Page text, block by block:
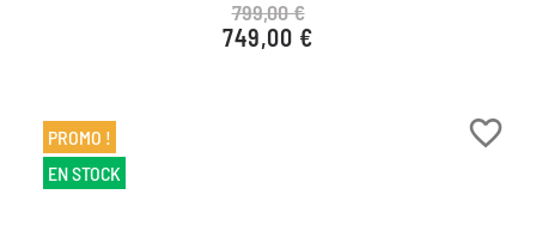
Prix de base
799,00 €
Prix
749,00 €
favorite_border
PROMO !
EN STOCK